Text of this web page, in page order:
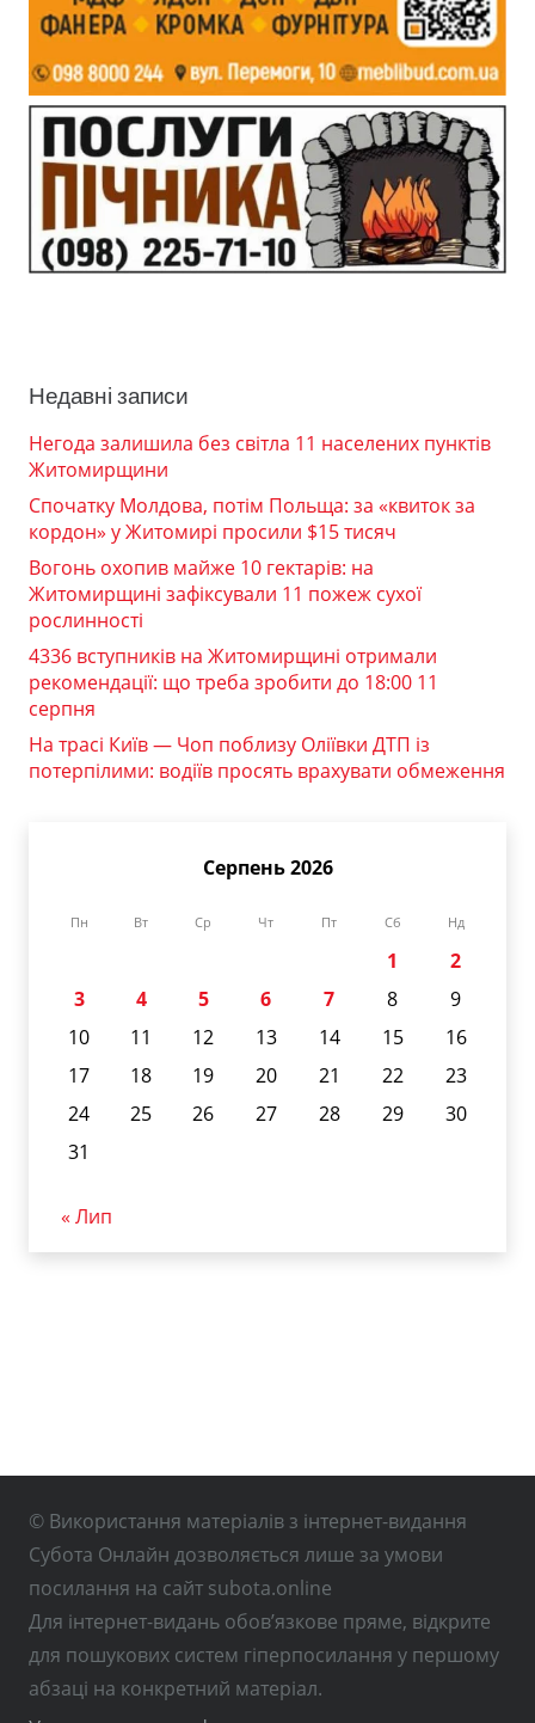
Недавні записи
Негода залишила без світла 11 населених пунктів
Житомирщини
Спочатку Молдова, потім Польща: за «квиток за
кордон» у Житомирі просили $15 тисяч
Вогонь охопив майже 10 гектарів: на
Житомирщині зафіксували 11 пожеж сухої
рослинності
4336 вступників на Житомирщині отримали
рекомендації: що треба зробити до 18:00 11
серпня
На трасі Київ — Чоп поблизу Оліївки ДТП із
потерпілими: водіїв просять врахувати обмеження
Серпень 2026
Пн Вт Ср Чт Пт Сб Нд
1
2
3
4 5 6 7 8
9
10
11 12 13 14 15
16
17
18 19 20 21 22
23
24
25 26 27 28 29
30
31
« Лип
© Використання матеріалів з інтернет-видання
Субота Онлайн дозволяється лише за умови
посилання на сайт subota.online
Для інтернет-видань обов’язкове пряме, відкрите
для пошукових систем гіперпосилання у першому
абзаці на конкретний матеріал.